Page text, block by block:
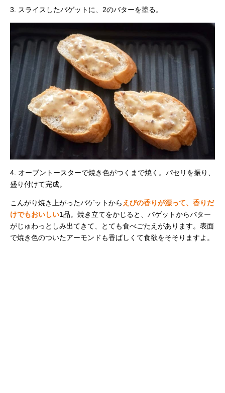
3. スライスしたバゲットに、2のバターを塗る。
4. オーブントースターで焼き色がつくまで焼く。パセリを振り、
盛り付けて完成。
こんがり焼き上がったバゲットから えびの香りが漂って、香りだ
けでもおいしい1品。焼き立てをかじると、バゲットからバター
がじゅわっとしみ出てきて、とても食べごたえがあります。表面
で焼き色のついたアーモンドも香ばしくて食欲をそそりますよ。